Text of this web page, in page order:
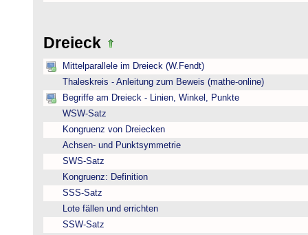
Dreieck
Mittelparallele im Dreieck (W.Fendt)
Thaleskreis - Anleitung zum Beweis (mathe-online)
Begriffe am Dreieck - Linien, Winkel, Punkte
WSW-Satz
Kongruenz von Dreiecken
Achsen- und Punktsymmetrie
SWS-Satz
Kongruenz: Definition
SSS-Satz
Lote fällen und errichten
SSW-Satz